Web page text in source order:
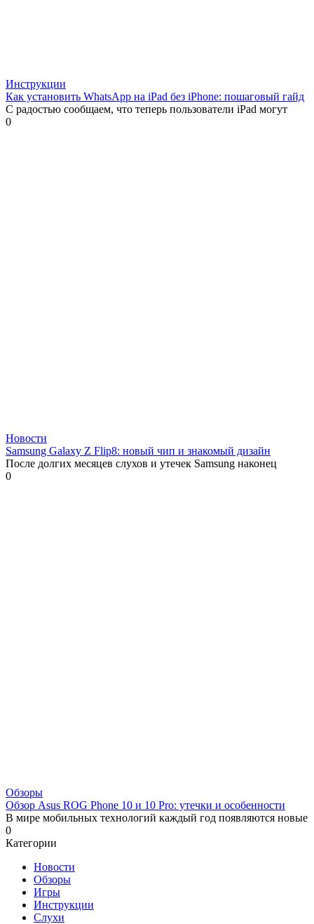
Инструкции
Как установить WhatsApp на iPad без iPhone: пошаговый гайд
С радостью сообщаем, что теперь пользователи iPad могут
0
Новости
Samsung Galaxy Z Flip8: новый чип и знакомый дизайн
После долгих месяцев слухов и утечек Samsung наконец
0
Обзоры
Обзор Asus ROG Phone 10 и 10 Pro: утечки и особенности
В мире мобильных технологий каждый год появляются новые
0
Категории
Новости
Обзоры
Игры
Инструкции
Слухи